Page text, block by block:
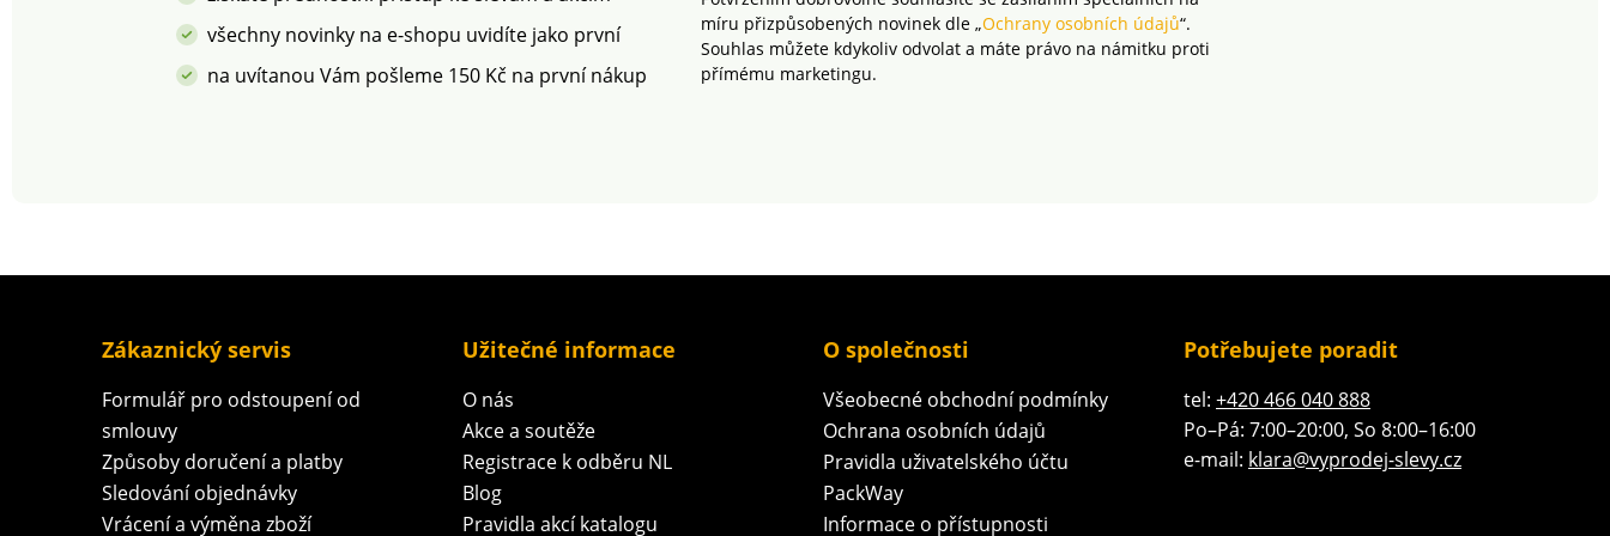
všechny novinky na e-shopu uvidíte jako první
na uvítanou Vám pošleme 150 Kč na první nákup
míru přizpůsobených novinek dle „Ochrany osobních údajů“.
Souhlas můžete kdykoliv odvolat a máte právo na námitku proti
přímému marketingu.
Zákaznický servis
Formulář pro odstoupení od
smlouvy
Způsoby doručení a platby
Sledování objednávky
Vrácení a výměna zboží
Užitečné informace
O nás
Akce a soutěže
Registrace k odběru NL
Blog
Pravidla akcí katalogu
O společnosti
Všeobecné obchodní podmínky
Ochrana osobních údajů
Pravidla uživatelského účtu
PackWay
Informace o přístupnosti
Potřebujete poradit
tel: +420 466 040 888
Po–Pá: 7:00–20:00, So 8:00–16:00
e-mail: klara@vyprodej-slevy.cz